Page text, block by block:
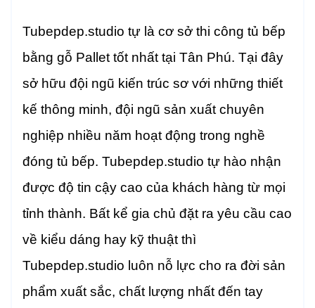
Tubepdep.studio tự là cơ sở thi công tủ bếp
bằng gỗ Pallet tốt nhất tại Tân Phú. Tại đây
sở hữu đội ngũ kiến trúc sơ với những thiết
kế thông minh, đội ngũ sản xuất chuyên
nghiệp nhiều năm hoạt động trong nghề
đóng tủ bếp. Tubepdep.studio tự hào nhận
được độ tin cậy cao của khách hàng từ mọi
tỉnh thành. Bất kể gia chủ đặt ra yêu cầu cao
về kiểu dáng hay kỹ thuật thì
Tubepdep.studio luôn nỗ lực cho ra đời sản
phẩm xuất sắc, chất lượng nhất đến tay